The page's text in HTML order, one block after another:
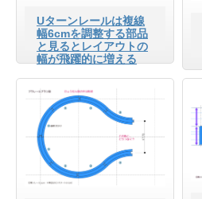
Uターンレールは複線
幅6cmを調整する部品
と見るとレイアウトの
幅が飛躍的に増える